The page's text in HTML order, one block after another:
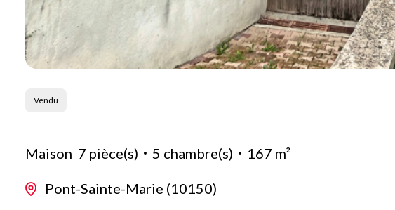
Vendu
Maison 7 pièce(s) 5 chambre(s) 167 m²
Pont-Sainte-Marie (10150)